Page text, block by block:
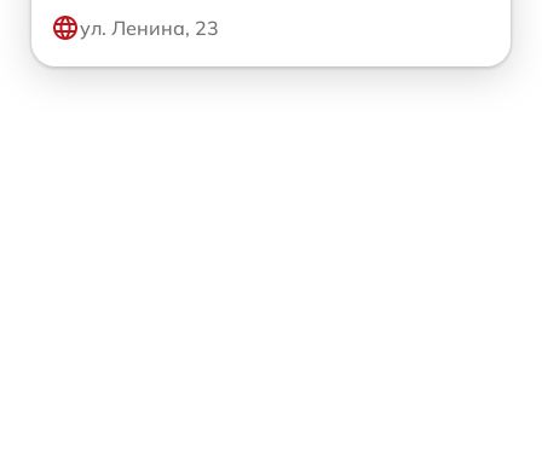
ул. Ленина, 23